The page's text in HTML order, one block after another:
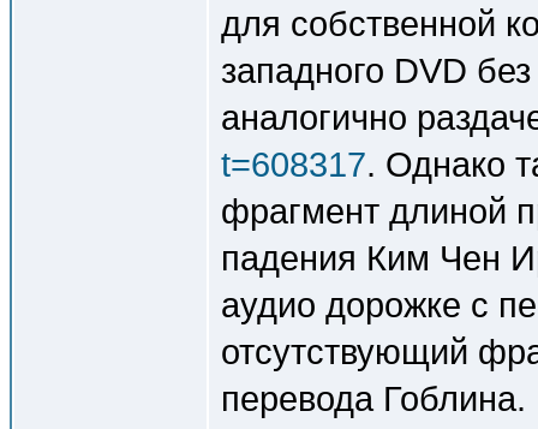
для собственной
западного DVD
аналогично
t=608317. Однако
фрагмент длиной
падения Ким Чен
аудио дорожке с
отсутствующий
перевода Гоблина.